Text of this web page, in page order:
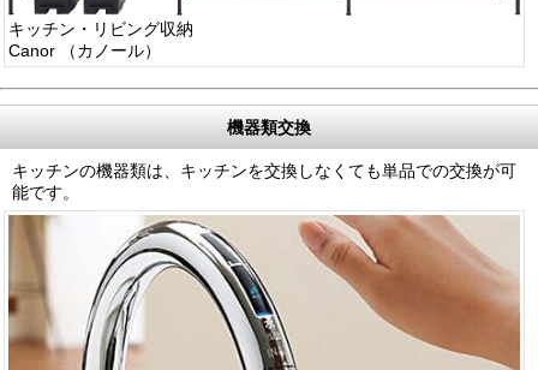
キッチン・リビング収納
Canor （カノール）
機器類交換
キッチンの機器類は、キッチンを交換しなくても単品での交換が可
能です。